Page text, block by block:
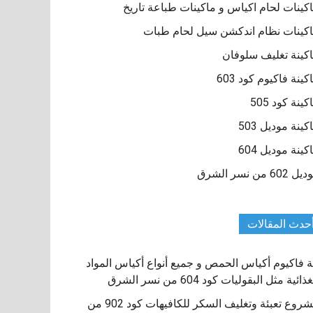
لحام اكياس و ماكينات طباعة تاريخ
نظام اندكشن سيل لحام طبات
تغليف سلوفان
فاكيوم كود 603
كود 505
موديل 503
موديل 604
من نسر الشرق
أحدث المقالات
فاكيوم أكياس الحمص و جميع أنواع أكياس المواد
مثل البقوليات كود 604 من نسر الشرق
مشروع تعبئة وتغليف السكر للكافيهات كود 902 من